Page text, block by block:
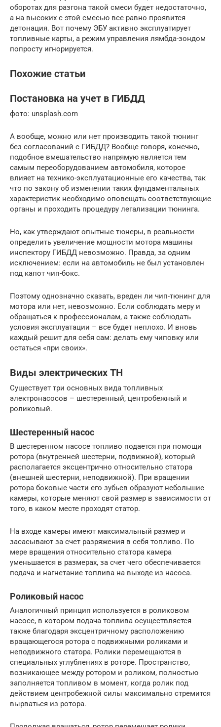
оборотах для разгона такой смеси будет недостаточно,
а на высоких с этой смесью все равно проявится
детонация. Вот почему ЭБУ активно эксплуатирует
топливные карты, а режим управления лямбда-зондом
попросту игнорируется.
Похожие статьи
Постановка на учет в ГИБДД
фото: unsplash.com
А вообще, можно или нет производить такой тюнинг
без согласований с ГИБДД? Вообще говоря, конечно,
подобное вмешательство напрямую является тем
самым переоборудованием автомобиля, которое
влияет на технико-эксплуатационные его качества, так
что по закону об изменении таких фундаментальных
характеристик необходимо оповещать соответствующие
органы и проходить процедуру легализации тюнинга.
Но, как утверждают опытные тюнеры, в реальности
определить увеличение мощности мотора машины
инспектору ГИБДД невозможно. Правда, за одним
исключением: если на автомобиль не был установлен
под капот чип-бокс.
Поэтому однозначно сказать, вреден ли чип-тюнинг для
мотора или нет, невозможно. Если соблюдать меру и
обращаться к профессионалам, а также соблюдать
условия эксплуатации – все будет неплохо. И вновь
каждый решит для себя сам: делать ему чиповку или
остаться «при своих».
Виды электрических ТН
Существует три основных вида топливных
электронасосов – шестеренный, центробежный и
роликовый.
Шестеренный насос
В шестеренном насосе топливо подается при помощи
ротора (внутренней шестерни, подвижной), который
располагается эксцентрично относительно статора
(внешней шестерни, неподвижной). При вращении
ротора боковые части его зубьев образуют небольшие
камеры, которые меняют свой размер в зависимости от
того, в каком месте проходят статор.
На входе камеры имеют максимальный размер и
засасывают за счет разряжения в себя топливо. По
мере вращения относительно статора камера
уменьшается в размерах, за счет чего обеспечивается
подача и нагнетание топлива на выходе из насоса.
Роликовый насос
Аналогичный принцип используется в роликовом
насосе, в котором подача топлива осуществляется
также благодаря эксцентричному расположению
вращающегося ротора с подвижными роликами и
неподвижного статора. Ролики перемещаются в
специальных углублениях в роторе. Пространство,
возникающее между ротором и роликом, полностью
заполняется топливом в момент, когда ролик под
действием центробежной силы максимально стремится
вырваться из ротора.